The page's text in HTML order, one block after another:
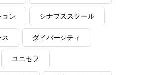
ョン シナプススクール
ダイバーシティ
ユニセフ